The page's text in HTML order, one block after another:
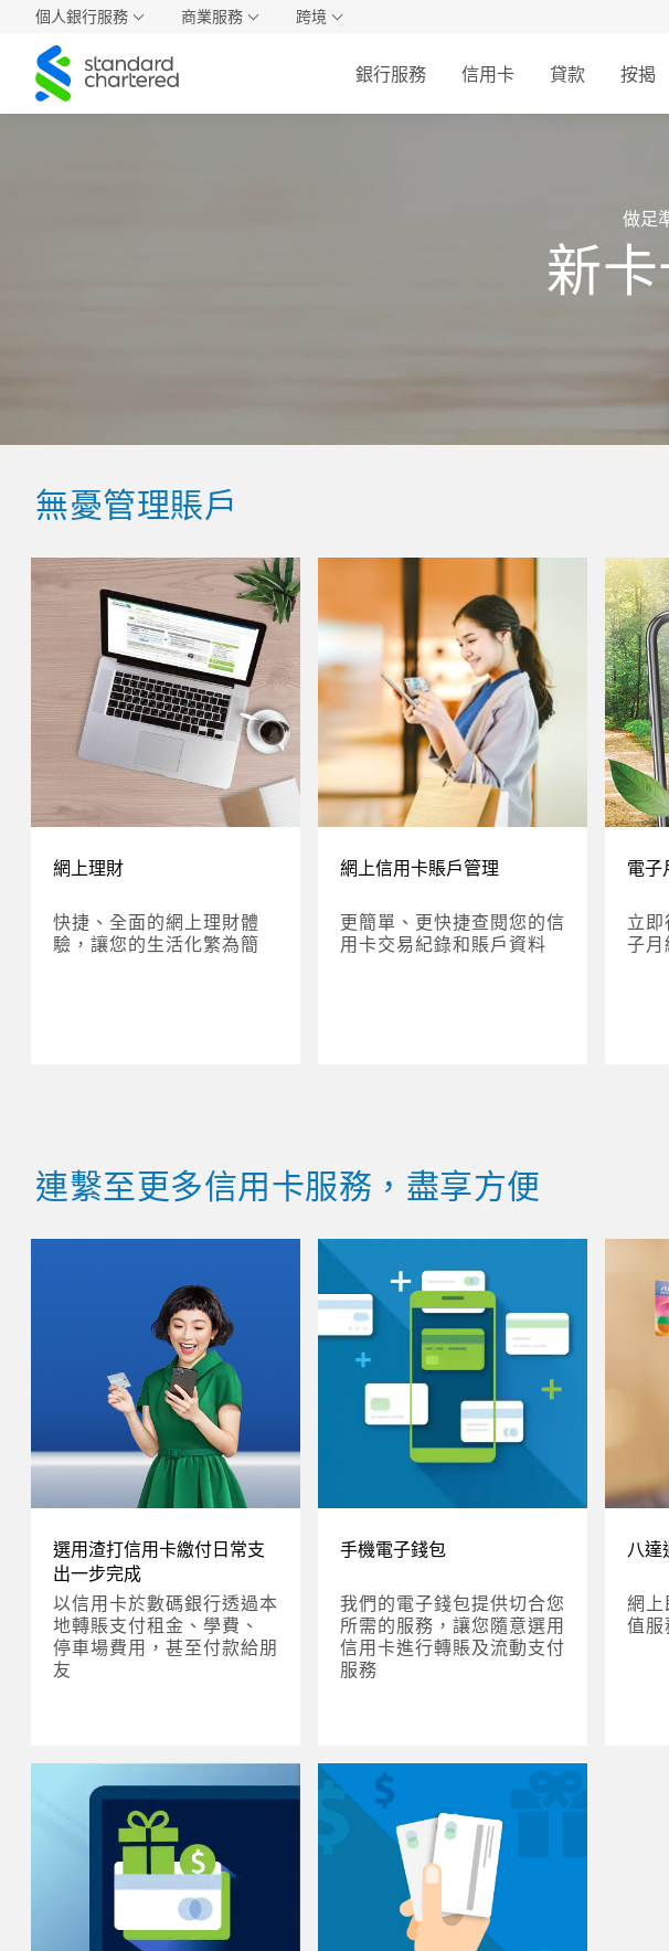
個人銀行服務 商業服務 跨境
Standard
Chartered
銀行服務 信用卡 貸款 按揭
做足
新
無憂管理賬戶
網上理財
快捷、全面的網上理財體
驗，讓您的生活化繁為簡
網上信用卡賬戶管理
更簡單、更快捷查閱您的信
用卡交易紀錄和賬戶資料
電子
立即
子月
連繫至更多信用卡服務，盡享方便
選用渣打信用卡繳付日常支
出一步完成
以信用卡於數碼銀行透過本
地轉賬支付租金、學費、
停車場費用，甚至付款給朋
友
手機電子錢包
我們的電子錢包提供切合您
所需的服務，讓您隨意選用
信用卡進行轉賬及流動支付
服務
八達
網上
值服